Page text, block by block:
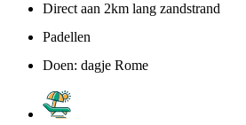
Direct aan 2km lang zandstrand
Padellen
Doen: dagje Rome